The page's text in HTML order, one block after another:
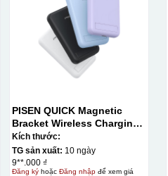
PISEN QUICK Magnetic
Bracket Wireless Charging
Power Bank PD296C-1
10000 (20W) (LS-
DY240/Purple) Carton – CN
Kích thước:
TG sản xuất: 10 ngày
9**.000 ₫
Đăng kýhoặc Đăng nhậpđể xem giá